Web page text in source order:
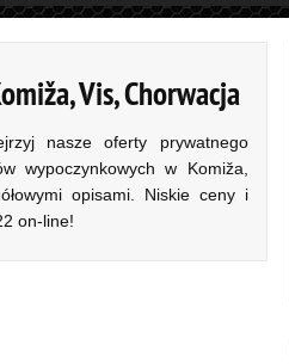
Vis, Chorwacja
nasze oferty prywatnego
wypoczynkowych w Komiža,
opisami. Niskie ceny i
on-line!